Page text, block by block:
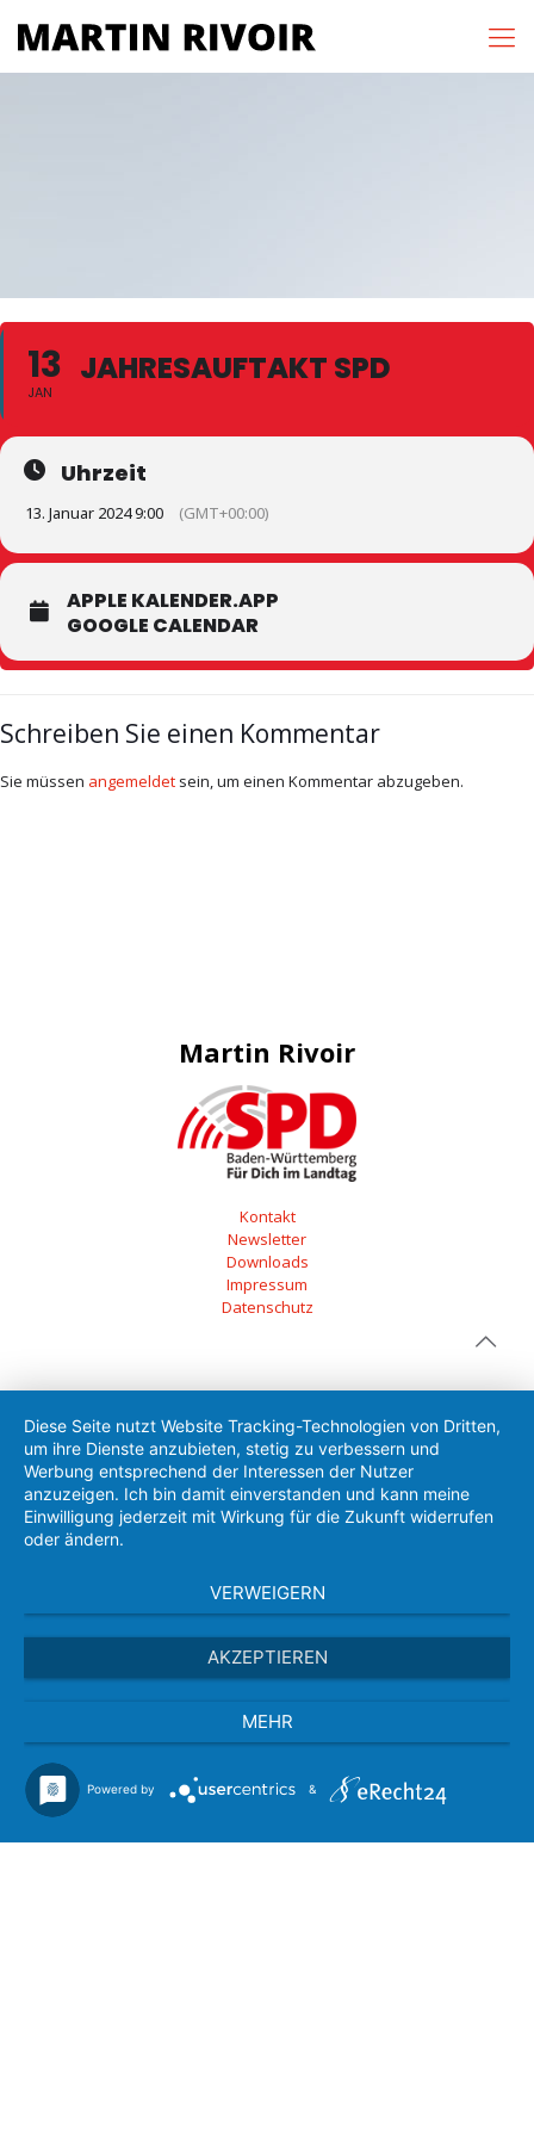
13
JAN
JAHRESAUFTAKT SPD
Uhrzeit
13. Januar 2024 9:00 (GMT+00:00)
APPLE KALENDER.APP
GOOGLE CALENDAR
Schreiben Sie einen Kommentar
Sie müssen angemeldet sein, um einen Kommentar abzugeben.
Martin Rivoir
Kontakt
Newsletter
Downloads
Impressum
Datenschutz
Diese Seite nutzt Website Tracking-Technologien von Dritten,
um ihre Dienste anzubieten, stetig zu verbessern und
Werbung entsprechend der Interessen der Nutzer
anzuzeigen. Ich bin damit einverstanden und kann meine
Einwilligung jederzeit mit Wirkung für die Zukunft widerrufen
oder ändern.
VERWEIGERN
AKZEPTIEREN
MEHR
Powered by &